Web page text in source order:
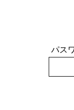
パス